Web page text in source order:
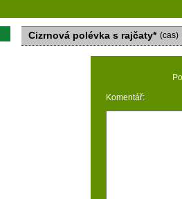
Cizrnová polévka s rajčaty* (cas)
Komentář: